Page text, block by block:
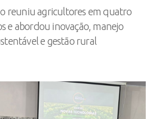
reuniu agricultores em quatro
e abordou inovação, manejo
e gestão rural